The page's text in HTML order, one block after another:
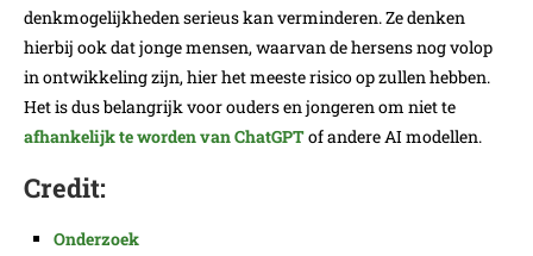
denkmogelijkheden serieus kan verminderen. Ze denken
hierbij ook dat jonge mensen, waarvan de hersens nog volop
in ontwikkeling zijn, hier het meeste risico op zullen hebben.
Het is dus belangrijk voor ouders en jongeren om niet te
afhankelijk te worden van ChatGPTof andere AI modellen.
Credit:
Onderzoek